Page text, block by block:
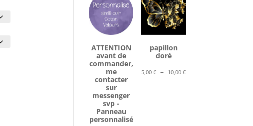
ATTENTION
avant de
commander,
me
contacter
sur
messenger
svp -
Panneau
personnalisé
papillon
doré
5,00€ – 10,00€Plage